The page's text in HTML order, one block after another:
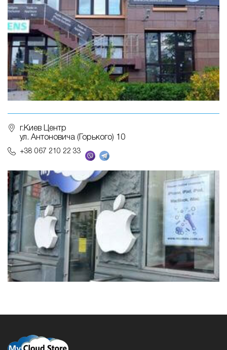
г.Киев Центр
ул. Антоновича (Горького) 10
+38 067 210 22 33